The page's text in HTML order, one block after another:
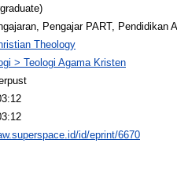
Pengajar PART, Pendidikan
Theology
> Teologi Agama Kristen
id/eprint/6670